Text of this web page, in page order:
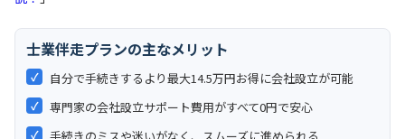
士業伴走プランの主なメリット
✓ 自分で手続きするより最大14.5万円お得に会社設立が可能
✓ 専門家の会社設立サポート費用がすべて0円で安心
✓